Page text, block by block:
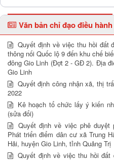
Văn bản chỉ đạo điều hành
Quyết định về việc thu hồi đất
thông nối Quốc lộ 9 đến khu chế
đông Gio Linh (Đợt 2 - GĐ 2). Địa
Gio Linh
Quyết định công nhận xã, thị
2022
Kê hoạch tổ chức lấy ý kiến
(sửa đổi)
Quyết định về việc phê
Phát triển điểm dân cư xã Trung
Hải, huyện Gio Linh, tỉnh Quảng Trị
Quyết định về việc thu hồi